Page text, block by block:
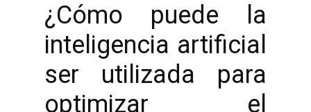
¿Cómo puede la
inteligencia artificial
ser utilizada para
optimizar el